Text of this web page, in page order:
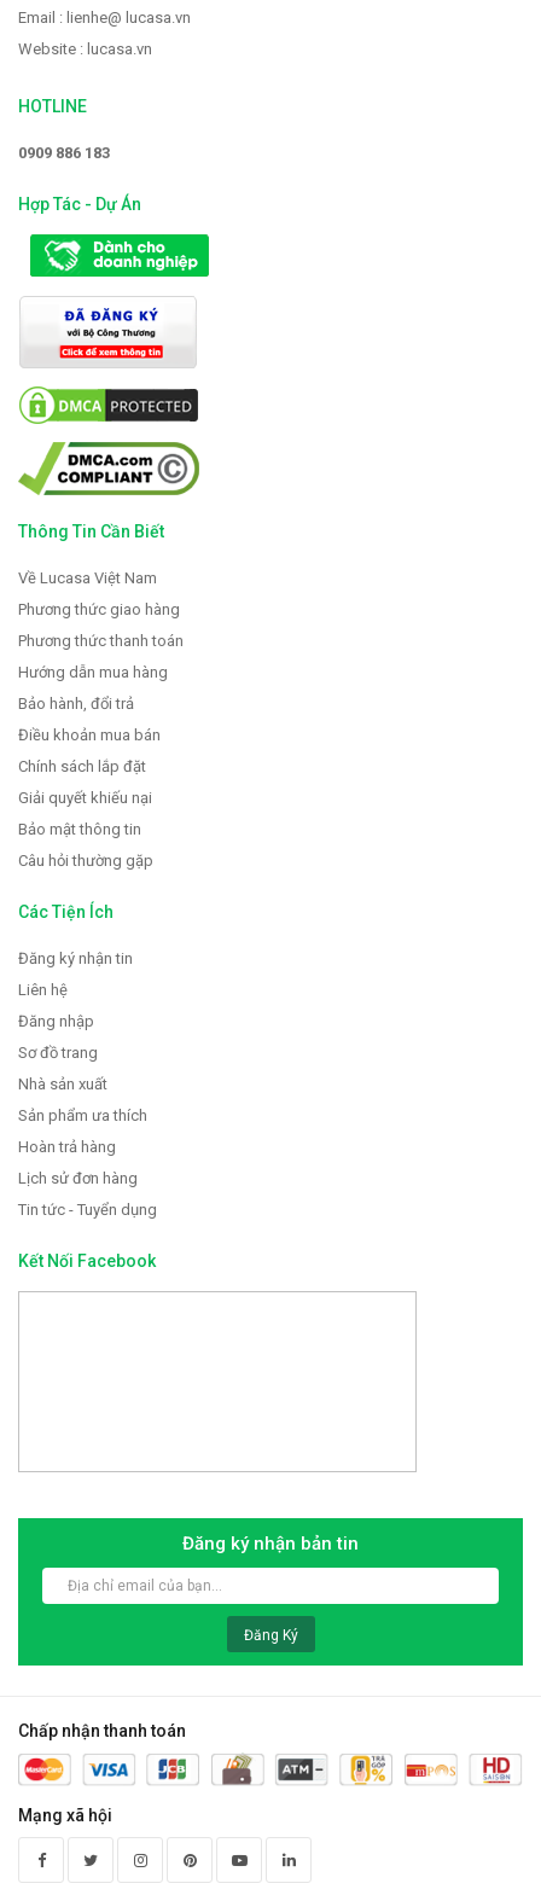
Email : lienhe@ lucasa.vn
Website : lucasa.vn
HOTLINE
0909 886 183
Hợp Tác - Dự Án
Thông Tin Cần Biết
Về Lucasa Việt Nam
Phương thức giao hàng
Phương thức thanh toán
Hướng dẫn mua hàng
Bảo hành, đổi trả
Điều khoản mua bán
Chính sách lắp đặt
Giải quyết khiếu nại
Bảo mật thông tin
Câu hỏi thường gặp
Các Tiện Ích
Đăng ký nhận tin
Liên hệ
Đăng nhập
Sơ đồ trang
Nhà sản xuất
Sản phẩm ưa thích
Hoàn trả hàng
Lịch sử đơn hàng
Tin tức - Tuyển dụng
Kết Nối Facebook
Đăng ký nhận bản tin
Đăng Ký
Chấp nhận thanh toán
Mạng xã hội